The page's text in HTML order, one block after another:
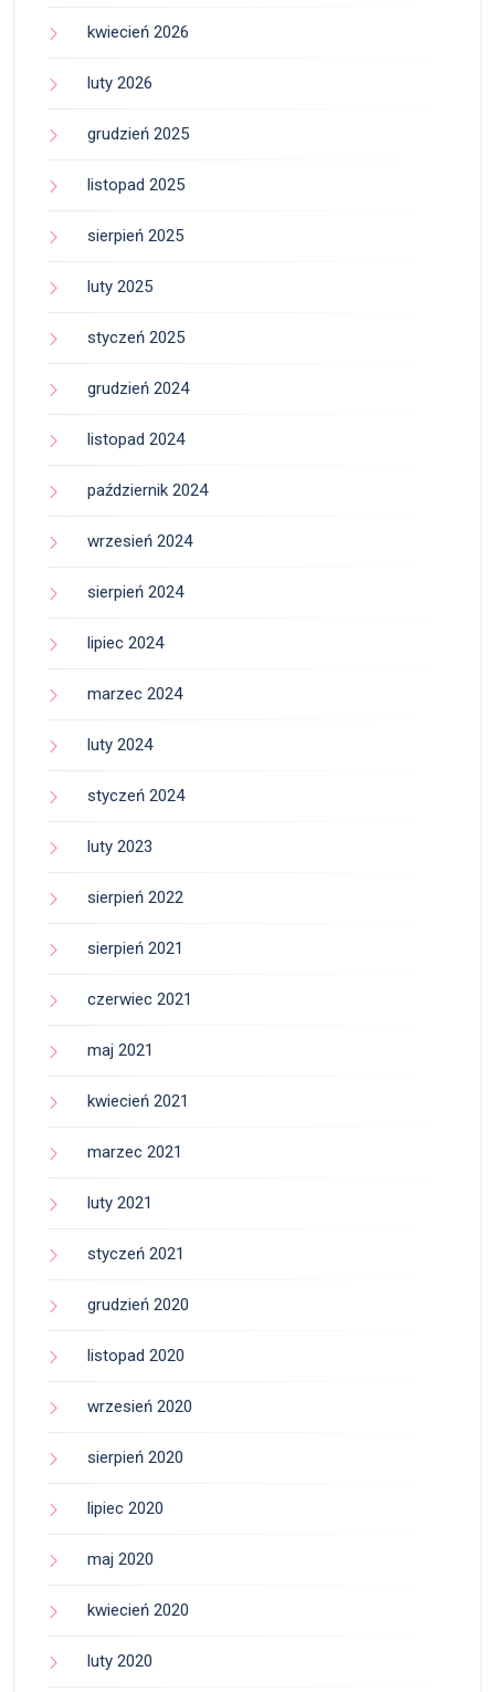
kwiecień 2026
luty 2026
grudzień 2025
listopad 2025
sierpień 2025
luty 2025
styczeń 2025
grudzień 2024
listopad 2024
październik 2024
wrzesień 2024
sierpień 2024
lipiec 2024
marzec 2024
luty 2024
styczeń 2024
luty 2023
sierpień 2022
sierpień 2021
czerwiec 2021
maj 2021
kwiecień 2021
marzec 2021
luty 2021
styczeń 2021
grudzień 2020
listopad 2020
wrzesień 2020
sierpień 2020
lipiec 2020
maj 2020
kwiecień 2020
luty 2020